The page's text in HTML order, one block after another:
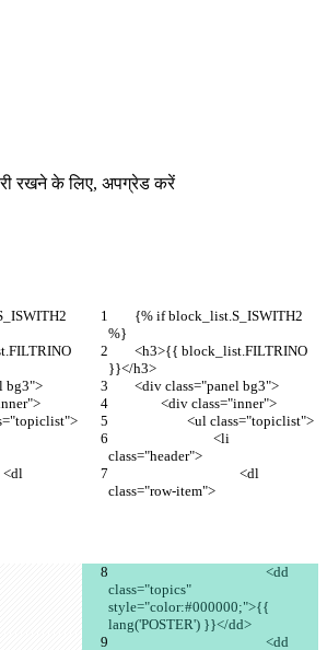
रखने के लिए, अपग्रेड करें
%}
}}</h3>
bg3">
	<div class="panel bg3">
		<div class="inner">
			<ul class="topiclist">
class="header">
class="row-item">
class="topics"
style="color:#000000;">{{
lang('POSTER') }}</dd>